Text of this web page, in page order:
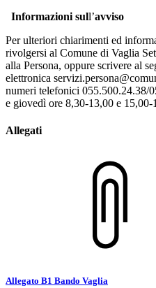
Informazioni sull’avviso
Per ulteriori chiarimenti ed
rivolgersi al Comune di Vaglia
alla Persona, oppure scrivere al
elettronica
numeri telefonici 055.500.24.38/
e giovedì ore 8,30-13,00 e 15,00-
Allegati
Allegato B1 Bando Vaglia